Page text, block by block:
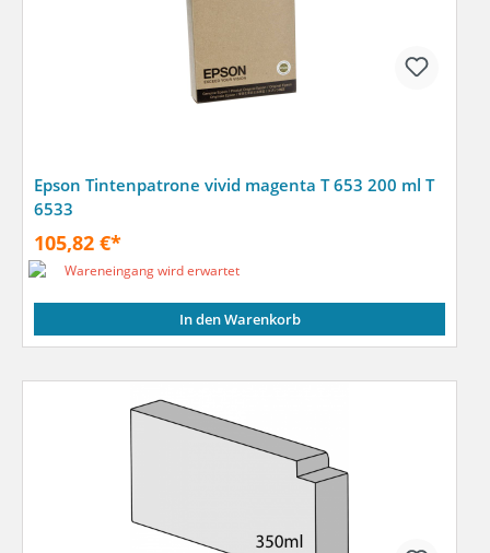
Epson Tintenpatrone vivid magenta T 653 200 ml T
6533
105,82 €*
Wareneingang wird erwartet
In den Warenkorb